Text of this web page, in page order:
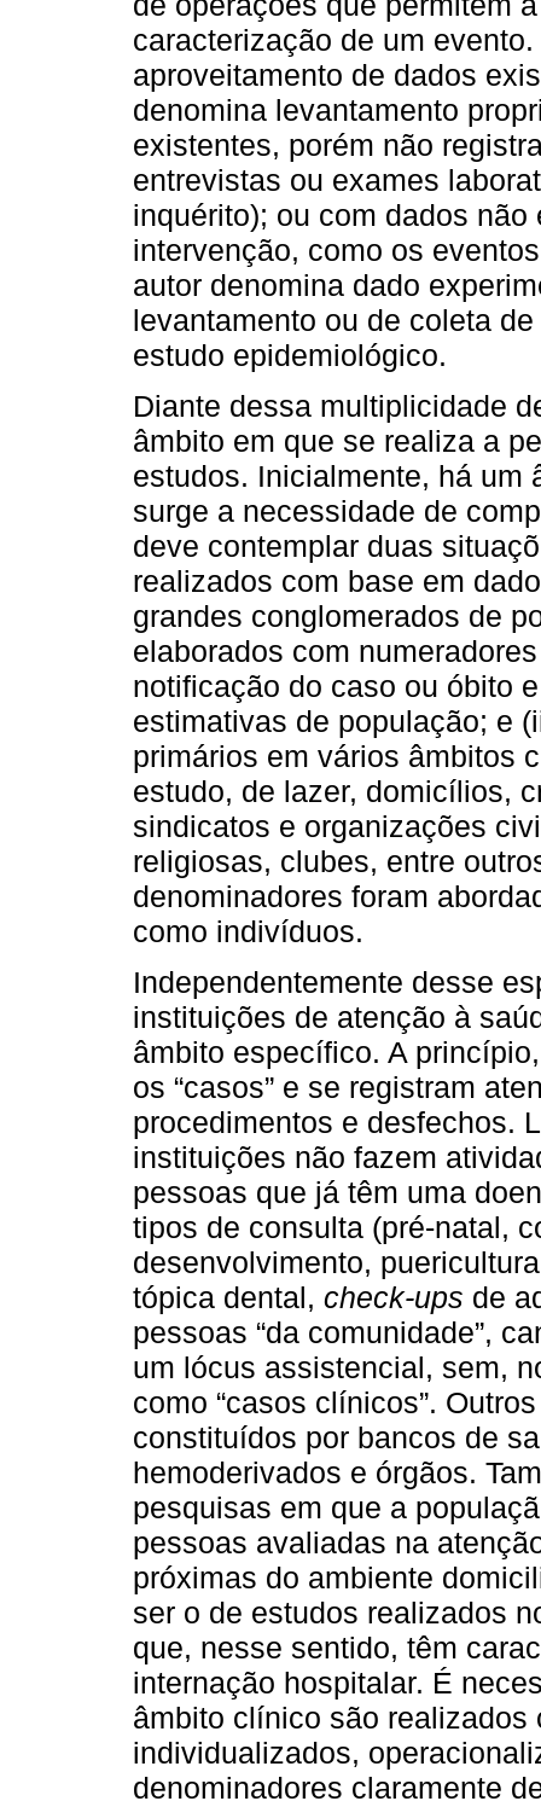
caracterização de um
aproveitamento de dados
denomina levantamento
existentes, porém não
entrevistas ou exames
inquérito); ou com dados
intervenção, como os
autor denomina dado
levantamento ou de coleta
estudo epidemiológico.
Diante dessa multiplicidade
âmbito em que se realiza a
estudos. Inicialmente, há um
surge a necessidade de
deve contemplar duas
realizados com base em
grandes conglomerados de
elaborados com
notificação do caso ou óbito
estimativas de população; e
primários em vários âmbitos
estudo, de lazer, domicílios,
sindicatos e organizações
religiosas, clubes, entre
denominadores foram
como indivíduos.
Independentemente desse
instituições de atenção à
âmbito específico. A
os “casos” e se registram
procedimentos e desfechos.
instituições não fazem
pessoas que já têm uma
tipos de consulta (pré-natal,
desenvolvimento,
tópica dental, check-ups de
pessoas “da comunidade”,
um lócus assistencial, sem,
como “casos clínicos”.
constituídos por bancos de
hemoderivados e órgãos.
pesquisas em que a
pessoas avaliadas na
próximas do ambiente
ser o de estudos realizados
que, nesse sentido, têm
internação hospitalar. É
âmbito clínico são
individualizados,
denominadores claramente